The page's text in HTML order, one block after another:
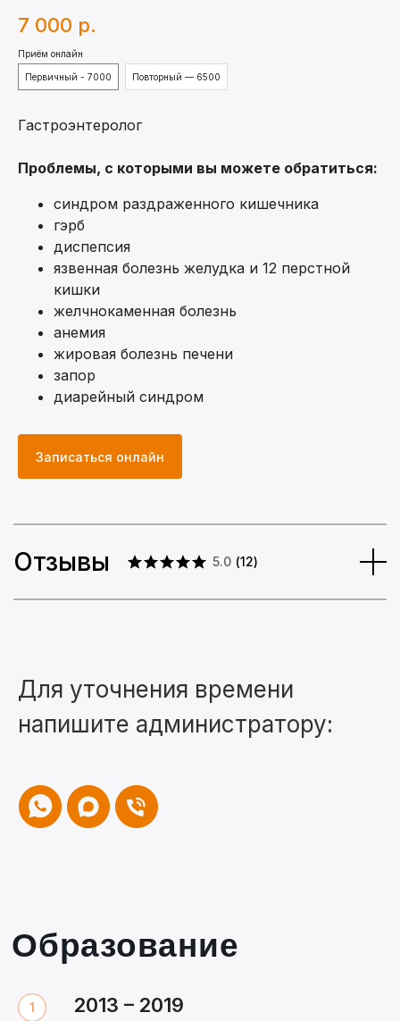
7 000 р.
Приём онлайн
Первичный - 7000 Повторный — 6500
Гастроэнтеролог
Проблемы, с которыми вы можете обратиться:
синдром раздраженного кишечника
гэрб
диспепсия
язвенная болезнь желудка и 12 перстной
кишки
желчнокаменная болезнь
анемия
жировая болезнь печени
запор
диарейный синдром
Записаться онлайн
Отзывы 5.0 (12)
Для уточнения времени
напишите администратору:
2013 – 2019